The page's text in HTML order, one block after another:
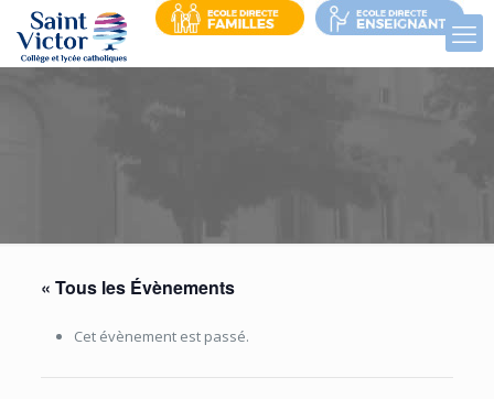
« Tous les Évènements
Cet évènement est passé.